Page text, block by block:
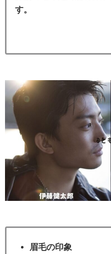
す。
眉毛の印象